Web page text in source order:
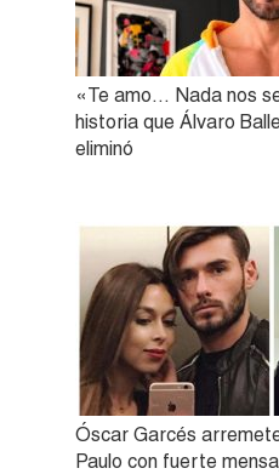
«Te amo… Nada nos
historia que Álvaro
eliminó
Óscar Garcés
Paulo con fuerte